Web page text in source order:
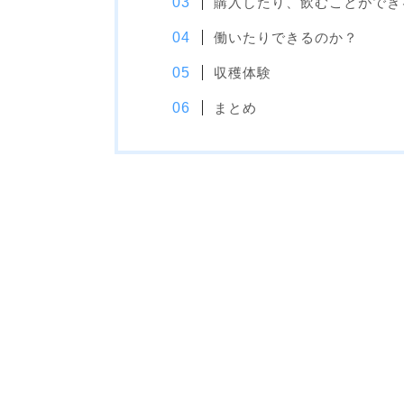
働いたりできるのか？
収穫体験
まとめ